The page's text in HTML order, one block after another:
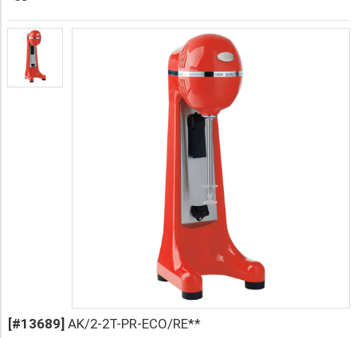
[#13689] AK/2-2T-PR-ECO/RE**